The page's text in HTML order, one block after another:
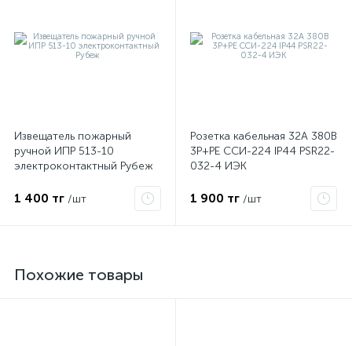
Извещатель пожарный
ручной ИПР 513-10
электроконтактный Рубеж
1 400 тг /шт
Розетка кабельная 32А 380В
3P+PЕ ССИ-224 IP44 PSR22-
032-4 ИЭК
1 900 тг /шт
Похожие товары